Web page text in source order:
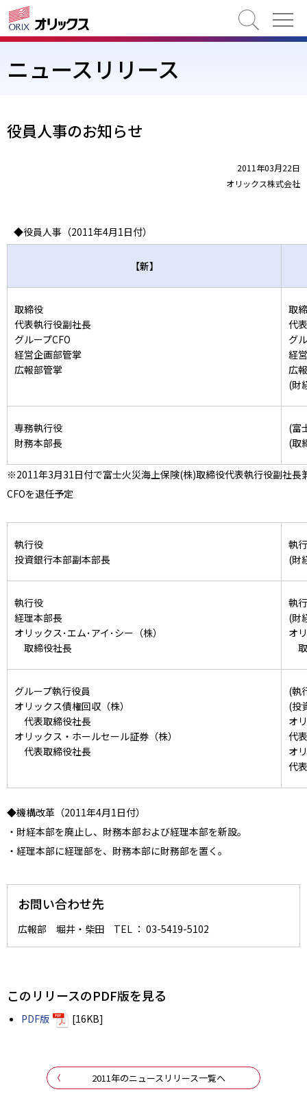
検索
ニュースリリース
役員人事のお知らせ
2011年03月22日
オリックス株式会社
◆役員人事（2011年4月1日付）
【新】
取締役
代表執行役副社長
グループCFO
経営企画部管掌
広報部管掌
取
代
グ
経
広
(財
専務執行役
財務本部長
(富
(取
※2011年3月31日付で富士火災海上保険(株)取締役代表執行役副社長
CFOを退任予定
執行役
投資銀行本部副本部長
執
(財
執行役
経理本部長
オリックス･エム･アイ･シー（株）
取締役社長
執
(財
オ
グループ執行役員
オリックス債権回収（株）
代表取締役社長
オリックス・ホールセール証券（株）
代表取締役社長
(執
(投
オ
代
オ
代
◆機構改革（2011年4月1日付）
・財経本部を廃止し、財務本部および経理本部を新設。
・経理本部に経理部を、財務本部に財務部を置く。
お問い合わせ先
広報部 堀井・柴田 TEL ： 03-5419-5102
このリリースのPDF版を見る
PDF版 [16KB]
2011年のニュースリリース一覧へ